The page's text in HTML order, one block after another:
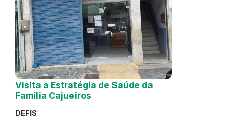
Visita a Estratégia de Saúde da
Família Cajueiros
DEFIS